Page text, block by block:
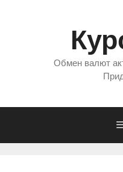
Обмен валют